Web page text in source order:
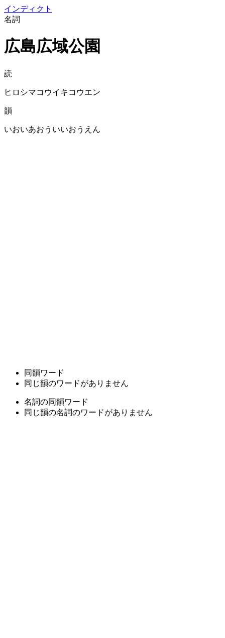
インディクト
名詞
広島広域公園
読
ヒロシマコウイキコウエン
韻
いおいあおういいおうえん
同韻ワード
同じ韻のワードがありません
名詞の同韻ワード
同じ韻の名詞のワードがありません